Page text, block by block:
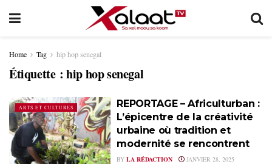
Home Tag hip hop senegal
Étiquette :hip hop senegal
ARTS ET CULTURES
REPORTAGE – Africulturban :
L’épicentre de la créativité
urbaine où tradition et
modernité se rencontrent
BY LA RÉDACTION JANVIER 28, 2025